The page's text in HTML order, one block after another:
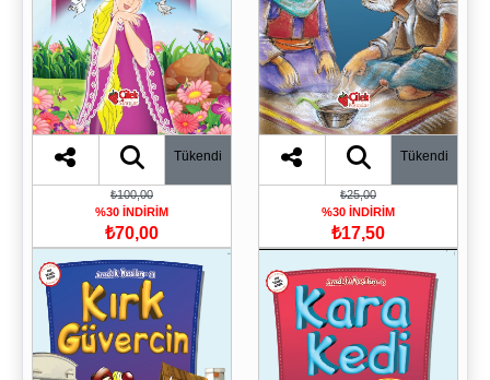
Tükendi
₺100,00
%30 İNDİRİM
₺70,00
Tükendi
₺25,00
%30 İNDİRİM
₺17,50